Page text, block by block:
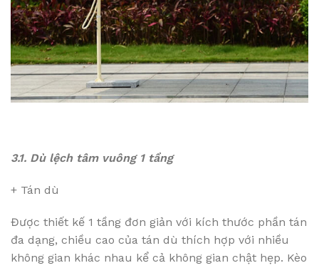
3.1. Dù lệch tâm vuông 1 tầng
+ Tán dù
Được thiết kế 1 tầng đơn giản với kích thước phần tán
đa dạng, chiều cao của tán dù thích hợp với nhiều
không gian khác nhau kể cả không gian chật hẹp. Kèo